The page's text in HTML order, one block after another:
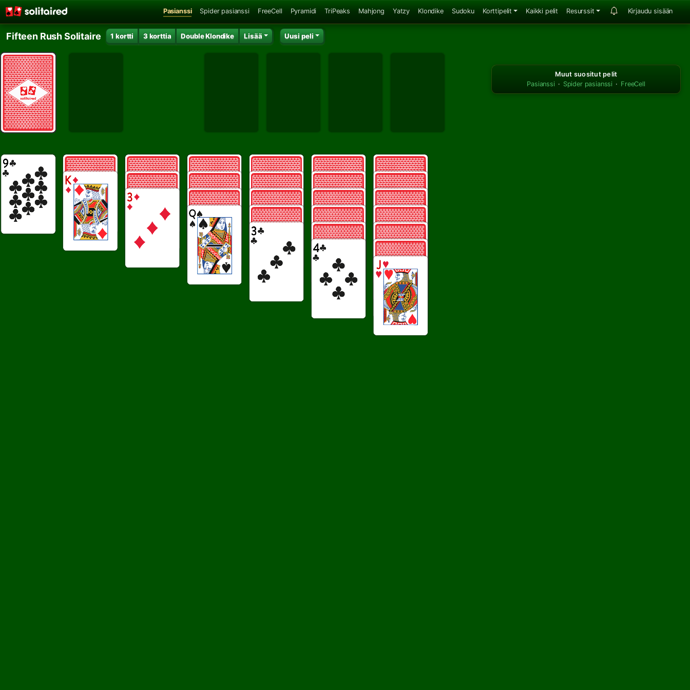
Pasianssi Spider pasianssi FreeCell Pyramidi TriPeaks Mahjong Yatzy Klondike Sudoku Korttipelit Kaikki pelit Resurssit Kirjaudu sisään
Fifteen Rush Solitaire 1 kortti 3 korttia Double Klondike Lisää Uusi peli
Muut suositut pelit
Pasianssi · Spider pasianssi · FreeCell